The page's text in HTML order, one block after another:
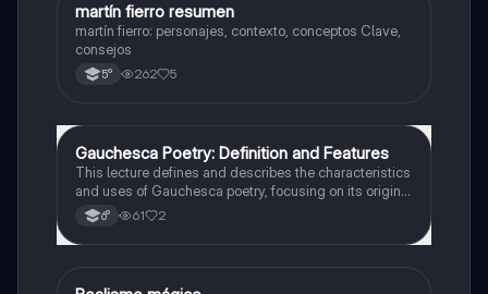
Lengua
martín fierro resumen
martín fierro: personajes, contexto, conceptos Clave,
consejos
5° 262 5
Lengua
Gauchesca Poetry: Definition and Features
This lecture defines and describes the characteristics
and uses of Gauchesca poetry, focusing on its origins,
representation of the gaucho, and its oral and popular
style.
6° 61 2